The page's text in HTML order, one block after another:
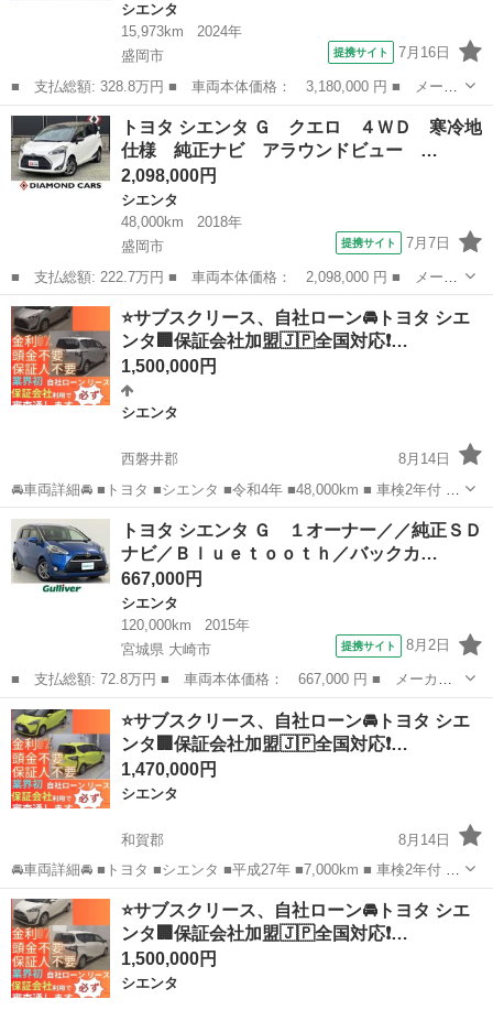
シエンタ
15,973km
2024年
盛岡市
提携サイト 7月16日
■ 支払総額: 328.8万円 ■ 車両本体価格： 3,180,000 円 ■ メーカ
ー名： トヨタ ■ 車種名： シエンタ ■ グレード名： ハイブリ
ッドＺ Ｍｉｒａｃａｓｔ・ＡｎｄｒｏｉｄＡｕｔｏ・Ａｐｐｌｅｃ
ａｒｐｌ...
岩手 盛岡市 シエンタ
トヨタ シエンタ Ｇ クエロ ４ＷＤ 寒冷地
仕様 純正ナビ アラウンドビュー …
2,098,000円
シエンタ
48,000km
2018年
盛岡市
提携サイト 7月7日
■ 支払総額: 222.7万円 ■ 車両本体価格： 2,098,000 円 ■ メーカ
ー名： トヨタ ■ 車種名： シエンタ ■ グレード名： Ｇ クエ
ロ ４ＷＤ 寒冷地仕様 純正ナビ アラウンドビュー 後席モニタ
ー ＥＴ...
岩手 盛岡市 シエンタ
⭐️サブスクリース、自社ローン🚘️トヨタ シエ
ンタ🏢保証会社加盟🇯🇵全国対応❗…
1,500,000円
シエンタ
西磐井郡
8月14日
🚘車両詳細🚘 ■トヨタ ■シエンタ ■令和4年 ■48,000km ■ 車検2年付 ■
月々30.000円 🚙車両装備🚙 ■ナビ ■TV ■バックカメラ ■ドライブレコ
ーダー ■エンジンプッシュスタート ■ETC 他 ...
岩手 西磐井郡 シエンタ
トヨタ シエンタ Ｇ １オーナー／／純正ＳＤ
ナビ／Ｂｌｕｅｔｏｏｔｈ／バックカ…
667,000円
シエンタ
120,000km
2015年
宮城県 大崎市
提携サイト 8月2日
■ 支払総額: 72.8万円 ■ 車両本体価格： 667,000 円 ■ メーカー
名： トヨタ ■ 車種名： シエンタ ■ グレード名： Ｇ １オー
ナー／／純正ＳＤナビ／Ｂｌｕｅｔｏｏｔｈ／バックカメラ／両側パ
ワースライド...
宮城 大崎市 シエンタ
⭐️サブスクリース、自社ローン🚘️トヨタ シエ
ンタ🏢保証会社加盟🇯🇵全国対応❗…
1,470,000円
シエンタ
和賀郡
8月14日
🚘車両詳細🚘 ■トヨタ ■シエンタ ■平成27年 ■7,000km ■ 車検2年付 ■
月々30.000円 🚙車両装備🚙 ■ナビ ■TV ■バックカメラ ■ドライブレコ
ーダー ■エンジンプッシュスタート ■ETC 他 ...
岩手 和賀郡 シエンタ
⭐️サブスクリース、自社ローン🚘️トヨタ シエ
ンタ🏢保証会社加盟🇯🇵全国対応❗…
1,500,000円
シエンタ